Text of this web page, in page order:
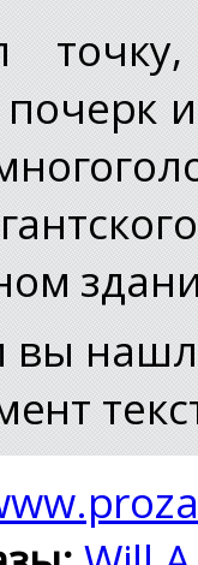
почерк
вы